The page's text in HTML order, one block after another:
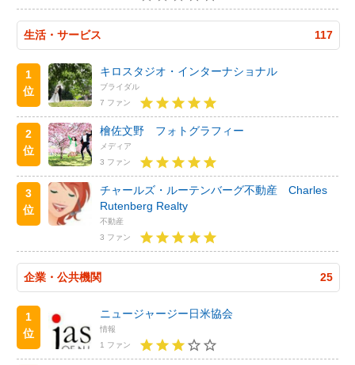
生活・サービス 117
1
位
キロスタジオ・インターナショナル
ブライダル
7 ファン
2
位
檜佐文野 フォトグラフィー
メディア
3 ファン
3
位
チャールズ・ルーテンバーグ不動産 Charles
Rutenberg Realty
不動産
3 ファン
企業・公共機関 25
1
位
ニュージャージー日米協会
情報
1 ファン